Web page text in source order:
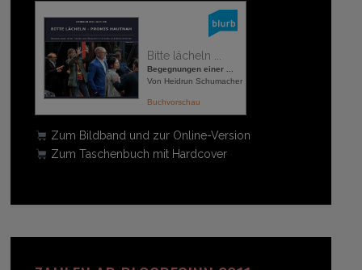
Bitte lächeln ...
Begegnungen einer ...
Von Heidrun Schumacher
Buchvorschau
Zum Bildband und zur Online-Version
Zum Taschenbuch mit Hardcover